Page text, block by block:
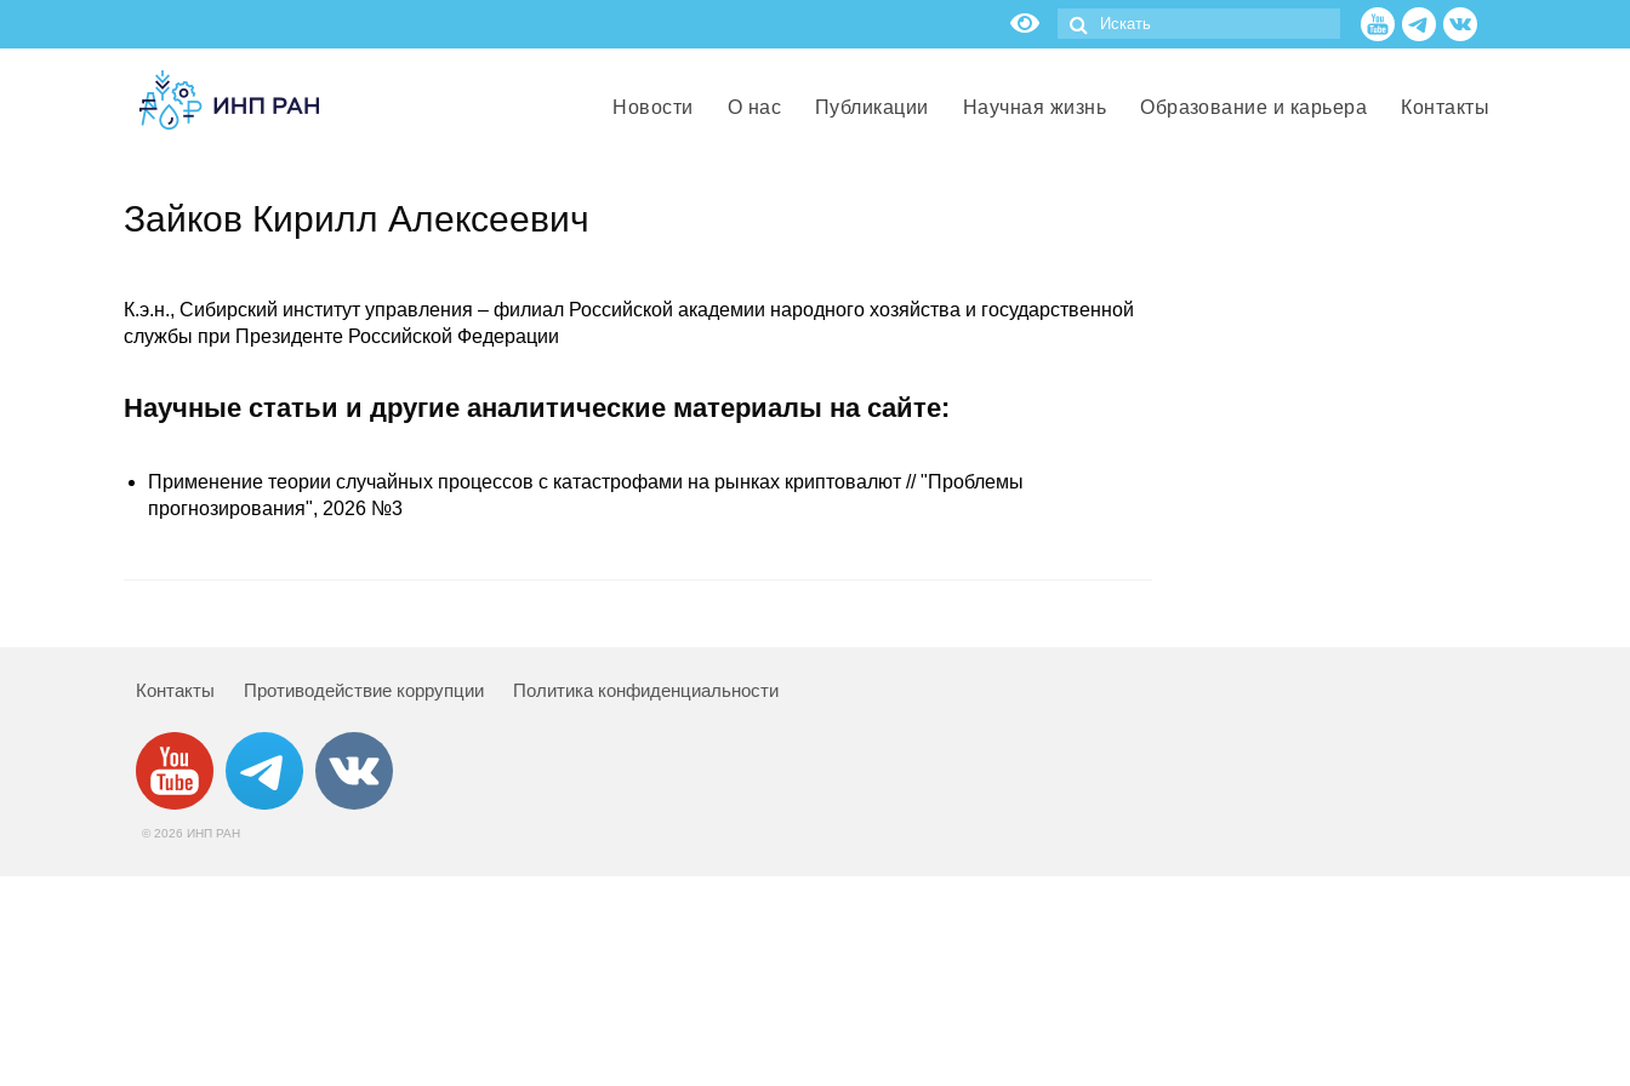
Новости О нас Публикации Научная жизнь Образование и карьера Контакты
Зайков Кирилл Алексеевич
К.э.н., Сибирский институт управления – филиал Российской академии народного хозяйства и государственной
службы при Президенте Российской Федерации
Научные статьи и другие аналитические материалы на сайте:
Применение теории случайных процессов с катастрофами на рынках криптовалют // "Проблемы
прогнозирования", 2026 №3
Контакты Противодействие коррупции Политика конфиденциальности
© 2026 ИНП РАН